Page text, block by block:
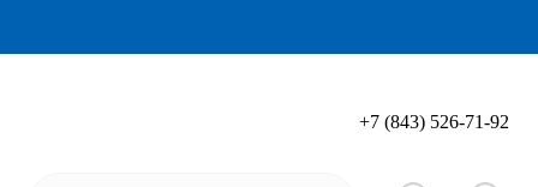
Вход Регистрация
+7 (843) 526-71-92